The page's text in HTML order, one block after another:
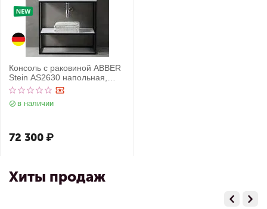
Консоль с раковиной ABBER
Stein AS2630 напольная,
белая матовая
в наличии
72 300₽
Хиты продаж